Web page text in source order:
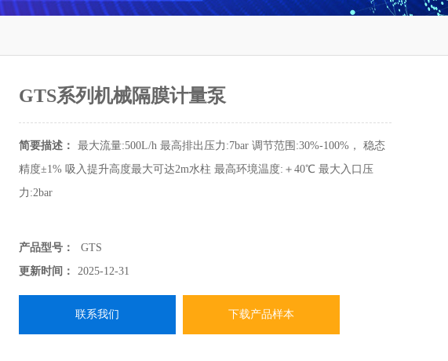
GTS系列机械隔膜计量泵
简要描述：
最⼤流量:500L/h 最⾼排出压⼒:7bar 调节范围:30%-100%， 稳态
精度±1% 吸⼊提升⾼度最⼤可达2m⽔柱 最⾼环境温度:＋40℃ 最⼤⼊⼝压
⼒:2bar
产品型号：
GTS
更新时间：
2025-12-31
联系我们 下载产品样本